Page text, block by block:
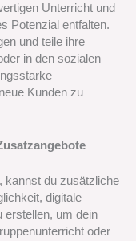
Unterricht und
Potenzial entfalten.
und teile ihre
in den sozialen
Kunden zu
kannst du zusätzliche
digitale
erstellen, um dein
oder